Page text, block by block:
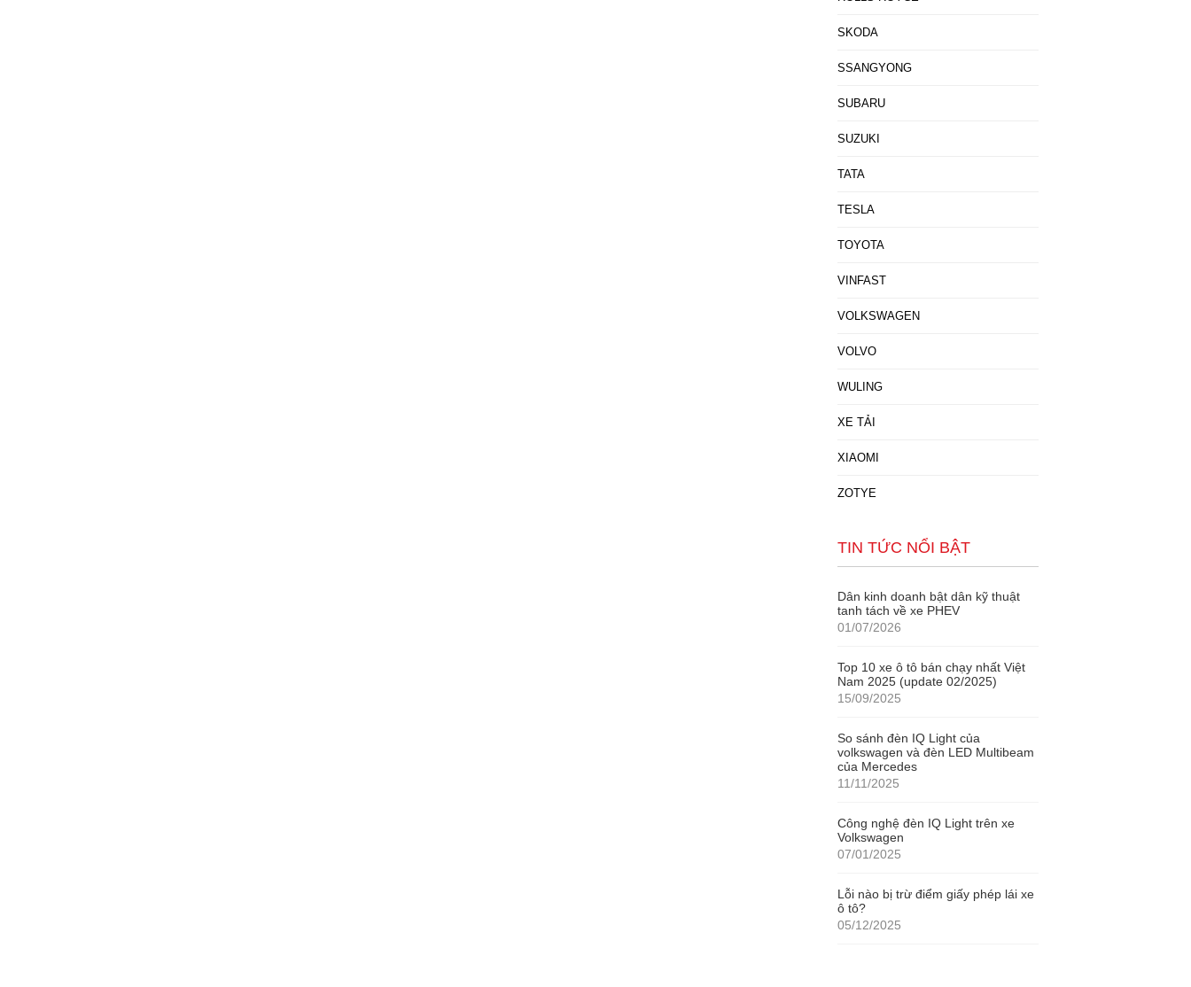
SKODA
SSANGYONG
SUBARU
SUZUKI
TATA
TESLA
TOYOTA
VINFAST
VOLKSWAGEN
VOLVO
WULING
XE TẢI
XIAOMI
ZOTYE
TIN TỨC NỔI BẬT
Dân kinh doanh bật dân kỹ thuật
tanh tách về xe PHEV
01/07/2026
Top 10 xe ô tô bán chạy nhất Việt
Nam 2025 (update 02/2025)
15/09/2025
So sánh đèn IQ Light của
volkswagen và đèn LED Multibeam
của Mercedes
11/11/2025
Công nghệ đèn IQ Light trên xe
Volkswagen
07/01/2025
Lỗi nào bị trừ điểm giấy phép lái xe
ô tô?
05/12/2025